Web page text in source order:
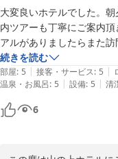
2024-01-20
大変良いホテルでした。
内ツアーも丁寧にご案内
アルがありましたらまた
た。
続きを読む
部屋: 5 | 接客・サービス: 5 |
温泉・お風呂: 5 | 設備: 5 | 清
6